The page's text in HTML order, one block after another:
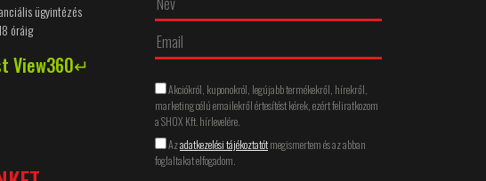
ügyintézés
óráig
View360↵
Akciókról, kuponokról, legújabb termékekről, hírekről,
marketing célú emailekről értesítést kérek, ezért feliratkozom
a SHOX Kft. hírlevelére.
Azadatkezelési tájékoztatótmegismertem és az abban
foglaltakat elfogadom.